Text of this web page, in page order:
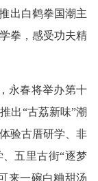
出白鹤拳国潮主
拳，感受功夫精
永春将举办第十
出“古荔新味”潮
验古厝研学、非
五里古街“逐梦
来一碗白粬甜汤